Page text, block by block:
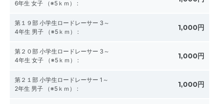
6年生 女子 （※5ｋｍ） :
第１９部 小学生ロードレーサー 3～
4年生 男子 （※5ｋｍ） : 1,000円
第２０部 小学生ロードレーサー 3～
4年生 女子 （※5ｋｍ） : 1,000円
第２１部 小学生ロードレーサー 1～
2年生 男子 （※5ｋｍ） : 1,000円